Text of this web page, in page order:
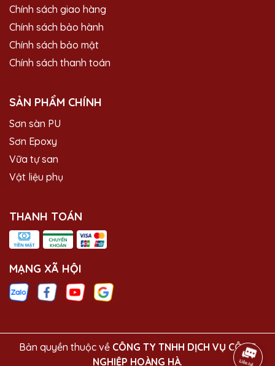
Chính sách giao hàng
Chính sách bảo hành
Chính sách bảo mật
Chính sách thanh toán
SẢN PHẨM CHÍNH
Sơn sàn PU
Sơn Epoxy
Vữa tự san
Vật liệu phụ
THANH TOÁN
MẠNG XÃ HỘI
Bản quyền thuộc về CÔNG TY TNHH DỊCH VỤ CÔNG
NGHIỆP HOÀNG HÀ.